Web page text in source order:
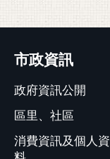
市政資訊
政府資訊公開
區里、社區
消費資訊及個人資